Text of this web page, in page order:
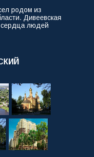
родом из
Дивеевская
сердца людей